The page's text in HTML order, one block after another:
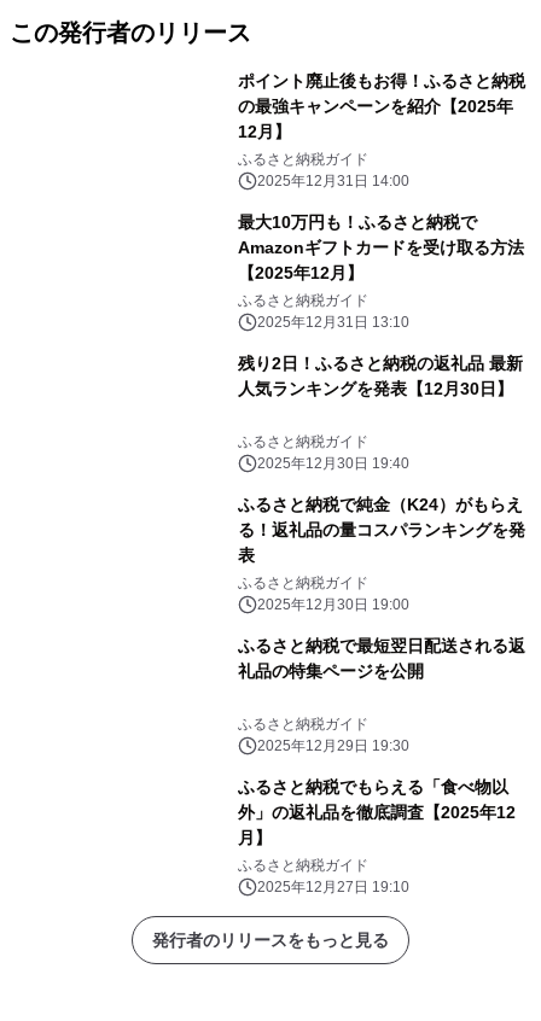
この発行者のリリース
ポイント廃止後もお得！ふるさと納税
の最強キャンペーンを紹介【2025年
12月】
ふるさと納税ガイド
2025年12月31日 14:00
最大10万円も！ふるさと納税で
Amazonギフトカードを受け取る方法
【2025年12月】
ふるさと納税ガイド
2025年12月31日 13:10
残り2日！ふるさと納税の返礼品 最新
人気ランキングを発表【12月30日】
ふるさと納税ガイド
2025年12月30日 19:40
ふるさと納税で純金（K24）がもらえ
る！返礼品の量コスパランキングを発
表
ふるさと納税ガイド
2025年12月30日 19:00
ふるさと納税で最短翌日配送される返
礼品の特集ページを公開
ふるさと納税ガイド
2025年12月29日 19:30
ふるさと納税でもらえる「食べ物以
外」の返礼品を徹底調査【2025年12
月】
ふるさと納税ガイド
2025年12月27日 19:10
発行者のリリースをもっと見る